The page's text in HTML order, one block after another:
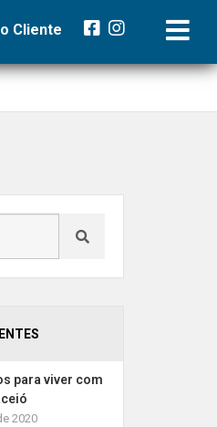
Cliente
para viver com
2020